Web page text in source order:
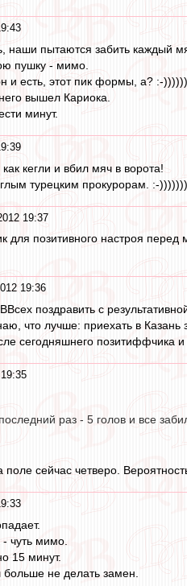
наши пытаются забить каждый
пушку - мимо.
и есть, этот пик формы, а? :-
вышел Кариока.
минут.
кегли и вбил мяч в ворота!
турецким прокурорам. :-
19:37
для позитивного настроя перед
19:36
поздравить с
что лучше: приехать в
сегодняшнего позитиффчика
раз - 5 голов и все
сейчас четверо.
чуть мимо.
15 минут.
не делать замен.